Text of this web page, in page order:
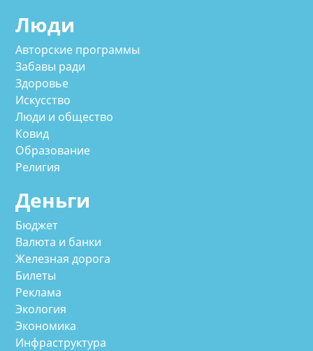
Люди
Авторские программы
Забавы ради
Здоровье
Искусство
Люди и общество
Ковид
Образование
Религия
Деньги
Бюджет
Валюта и банки
Железная дорога
Билеты
Реклама
Экология
Экономика
Инфраструктура